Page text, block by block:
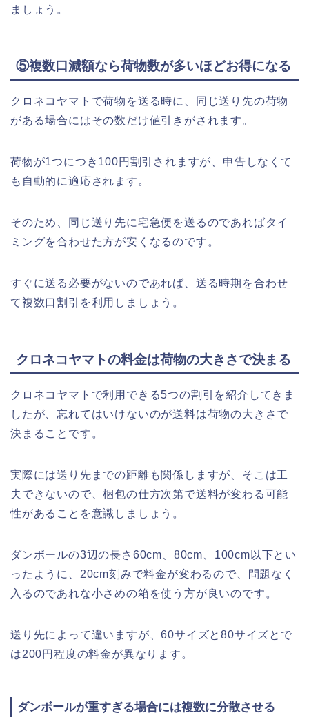
ましょう。
⑤複数口減額なら荷物数が多いほどお得になる
クロネコヤマトで荷物を送る時に、同じ送り先の荷物
がある場合にはその数だけ値引きがされます。
荷物が1つにつき100円割引されますが、申告しなくて
も自動的に適応されます。
そのため、同じ送り先に宅急便を送るのであればタイ
ミングを合わせた方が安くなるのです。
すぐに送る必要がないのであれば、送る時期を合わせ
て複数口割引を利用しましょう。
クロネコヤマトの料金は荷物の大きさで決まる
クロネコヤマトで利用できる5つの割引を紹介してきま
したが、忘れてはいけないのが送料は荷物の大きさで
決まることです。
実際には送り先までの距離も関係しますが、そこは工
夫できないので、梱包の仕方次第で送料が変わる可能
性があることを意識しましょう。
ダンボールの3辺の長さ60cm、80cm、100cm以下とい
ったように、20cm刻みで料金が変わるので、問題なく
入るのであれな小さめの箱を使う方が良いのです。
送り先によって違いますが、60サイズと80サイズとで
は200円程度の料金が異なります。
ダンボールが重すぎる場合には複数に分散させる